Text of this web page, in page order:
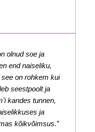
olnud soe ja
end naiseliku,
on rohkem kui
seestpoolt ja
kandes tunnen,
ja
kõikvõimsus.”